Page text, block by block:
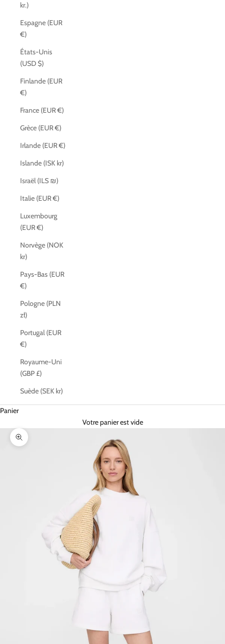
kr.)
Espagne (EUR
€)
États-Unis
(USD $)
Finlande (EUR
€)
France (EUR €)
Grèce (EUR €)
Irlande (EUR €)
Islande (ISK kr)
Israël (ILS ₪)
Italie (EUR €)
Luxembourg
(EUR €)
Norvège (NOK
kr)
Pays-Bas (EUR
€)
Pologne (PLN
zł)
Portugal (EUR
€)
Royaume-Uni
(GBP £)
Suède (SEK kr)
Panier
Votre panier est vide
Zoomer sur l'image